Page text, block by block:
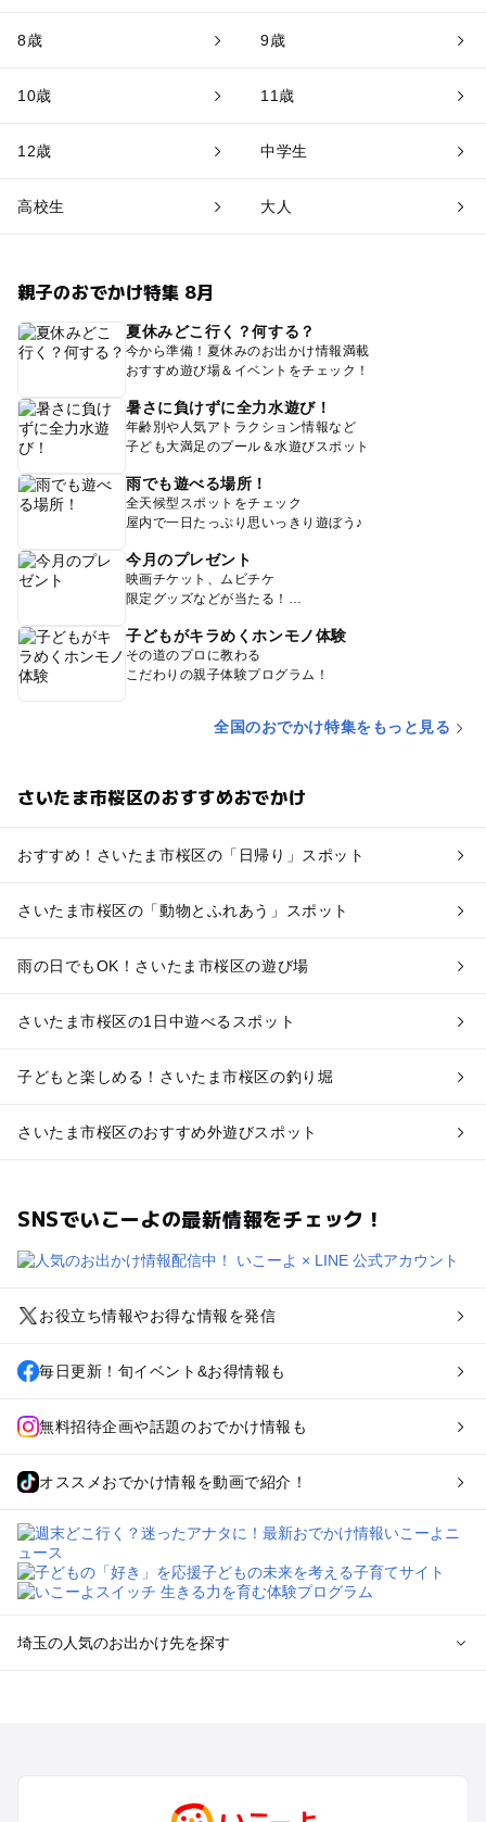
8歳 9歳
10歳 11歳
12歳 中学生
高校生 大人
親子のおでかけ特集 8月
夏休みどこ行く？何する？
今から準備！夏休みのお出かけ情報満載
おすすめ遊び場＆イベントをチェック！
暑さに負けずに全力水遊び！
年齢別や人気アトラクション情報など
子ども大満足のプール＆水遊びスポット
雨でも遊べる場所！
全天候型スポットをチェック
屋内で一日たっぷり思いっきり遊ぼう♪
今月のプレゼント
映画チケット、ムビチケ
限定グッズなどが当たる！
子どもがキラめくホンモノ体験
その道のプロに教わる
こだわりの親子体験プログラム！
全国のおでかけ特集をもっと見る
さいたま市桜区のおすすめおでかけ
おすすめ！さいたま市桜区の「日帰り」スポット
さいたま市桜区の「動物とふれあう」スポット
雨の日でもOK！さいたま市桜区の遊び場
さいたま市桜区の1日中遊べるスポット
子どもと楽しめる！さいたま市桜区の釣り堀
さいたま市桜区のおすすめ外遊びスポット
SNSでいこーよの最新情報をチェック！
お役立ち情報やお得な情報を発信
毎日更新！旬イベント&お得情報も
無料招待企画や話題のおでかけ情報も
オススメおでかけ情報を動画で紹介！
埼玉の人気のお出かけ先を探す
秩父・長瀞のプールお出かけ